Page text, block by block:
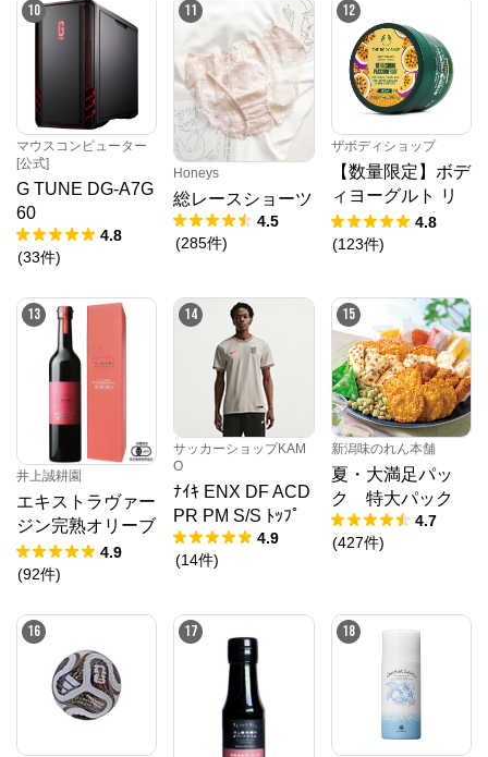
10
マウスコンピューター
[公式]
G TUNE DG-A7G
60
4.8
(33件)
11
Honeys
総レースショーツ
4.5
(285件)
12
ザボディショップ
【数量限定】ボデ
ィヨーグルト リ
フレッシング PF
4.8
(123件)
13
井上誠耕園
エキストラヴァー
ジン完熟オリーブ
オイル 450g4.9
(92件)
14
サッカーショップKAM
O
ﾅｲｷ ENX DF ACD
PR PM S/S ﾄｯﾌﾟ
4.9
(14件)
15
新潟味のれん本舗
夏・大満足パッ
ク 特大パック
4.7
(427件)
16 17 18